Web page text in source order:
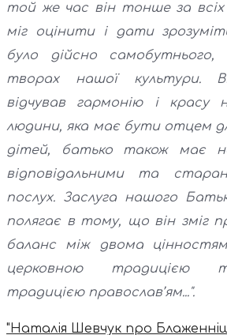
той же час він тонше за всіх
міг оцінити і дати
було дійсно самобутнього,
творах нашої культури.
відчував гармонію і красу
людини, яка має бути отцем
дітей, батько також має
відповідальними та
послух. Заслуга нашого
полягає в тому, що він зміг
баланс між двома
церковною традицією
традицією православ’ям...".
"Наталія Шевчук про